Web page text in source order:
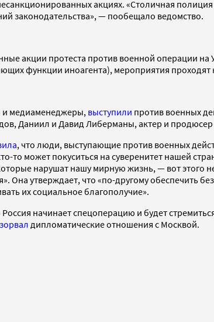
акциях. «Столичная
законодательства», — пообещало ведомство.
акции протеста против военной операции
функции иноагента), мероприятия проходят
и медиаменеджеры, выступили против военных
Даниил и Давид Либерманы, актер и
, что люди, выступающие против военных
то может покуситься на суверенитет нашей
нарушат нашу мирную жизнь, — вот этого
утверждает, что «по-другому обеспечить
их социальное благополучие».
Россия начинает спецоперацию и будет
дипломатические отношения с Москвой.